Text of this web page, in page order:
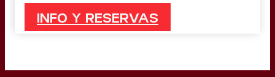
INFO Y RESERVAS